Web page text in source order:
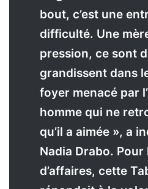
bout, c’est une
difficulté. Une
pression, ce sont
grandissent dans
foyer menacé par
homme qui ne
qu’il a aimée », a
Nadia Drabo. Pour
d’affaires, cette